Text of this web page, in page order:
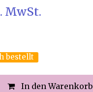
MwSt.
bestellt
In den Warenkorb